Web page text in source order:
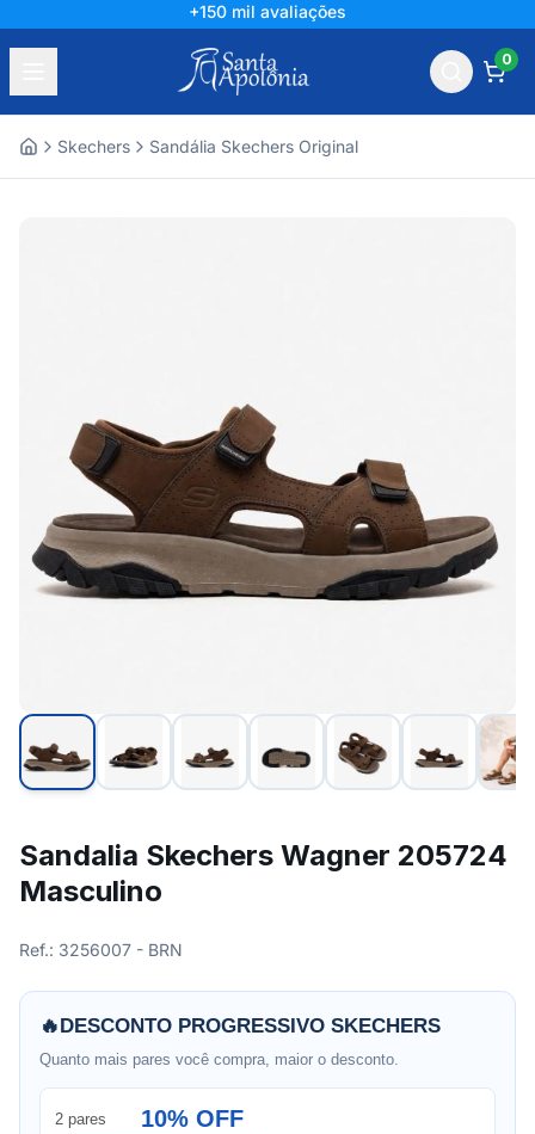
+150 mil avaliações
0
Skechers Sandália Skechers Original
Sandalia Skechers Wagner 205724
Masculino
Ref.: 3256007 - BRN
🔥DESCONTO PROGRESSIVO SKECHERS
Quanto mais pares você compra, maior o desconto.
2 pares 10% OFF